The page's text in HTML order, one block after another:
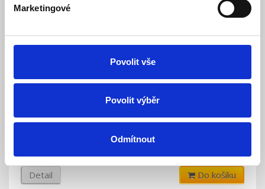
Marketingové
Povolit vše
Povolit výběr
Odmítnout
Zářezový nástroj typu KRONE (neorigin.)
Detail Do košíku